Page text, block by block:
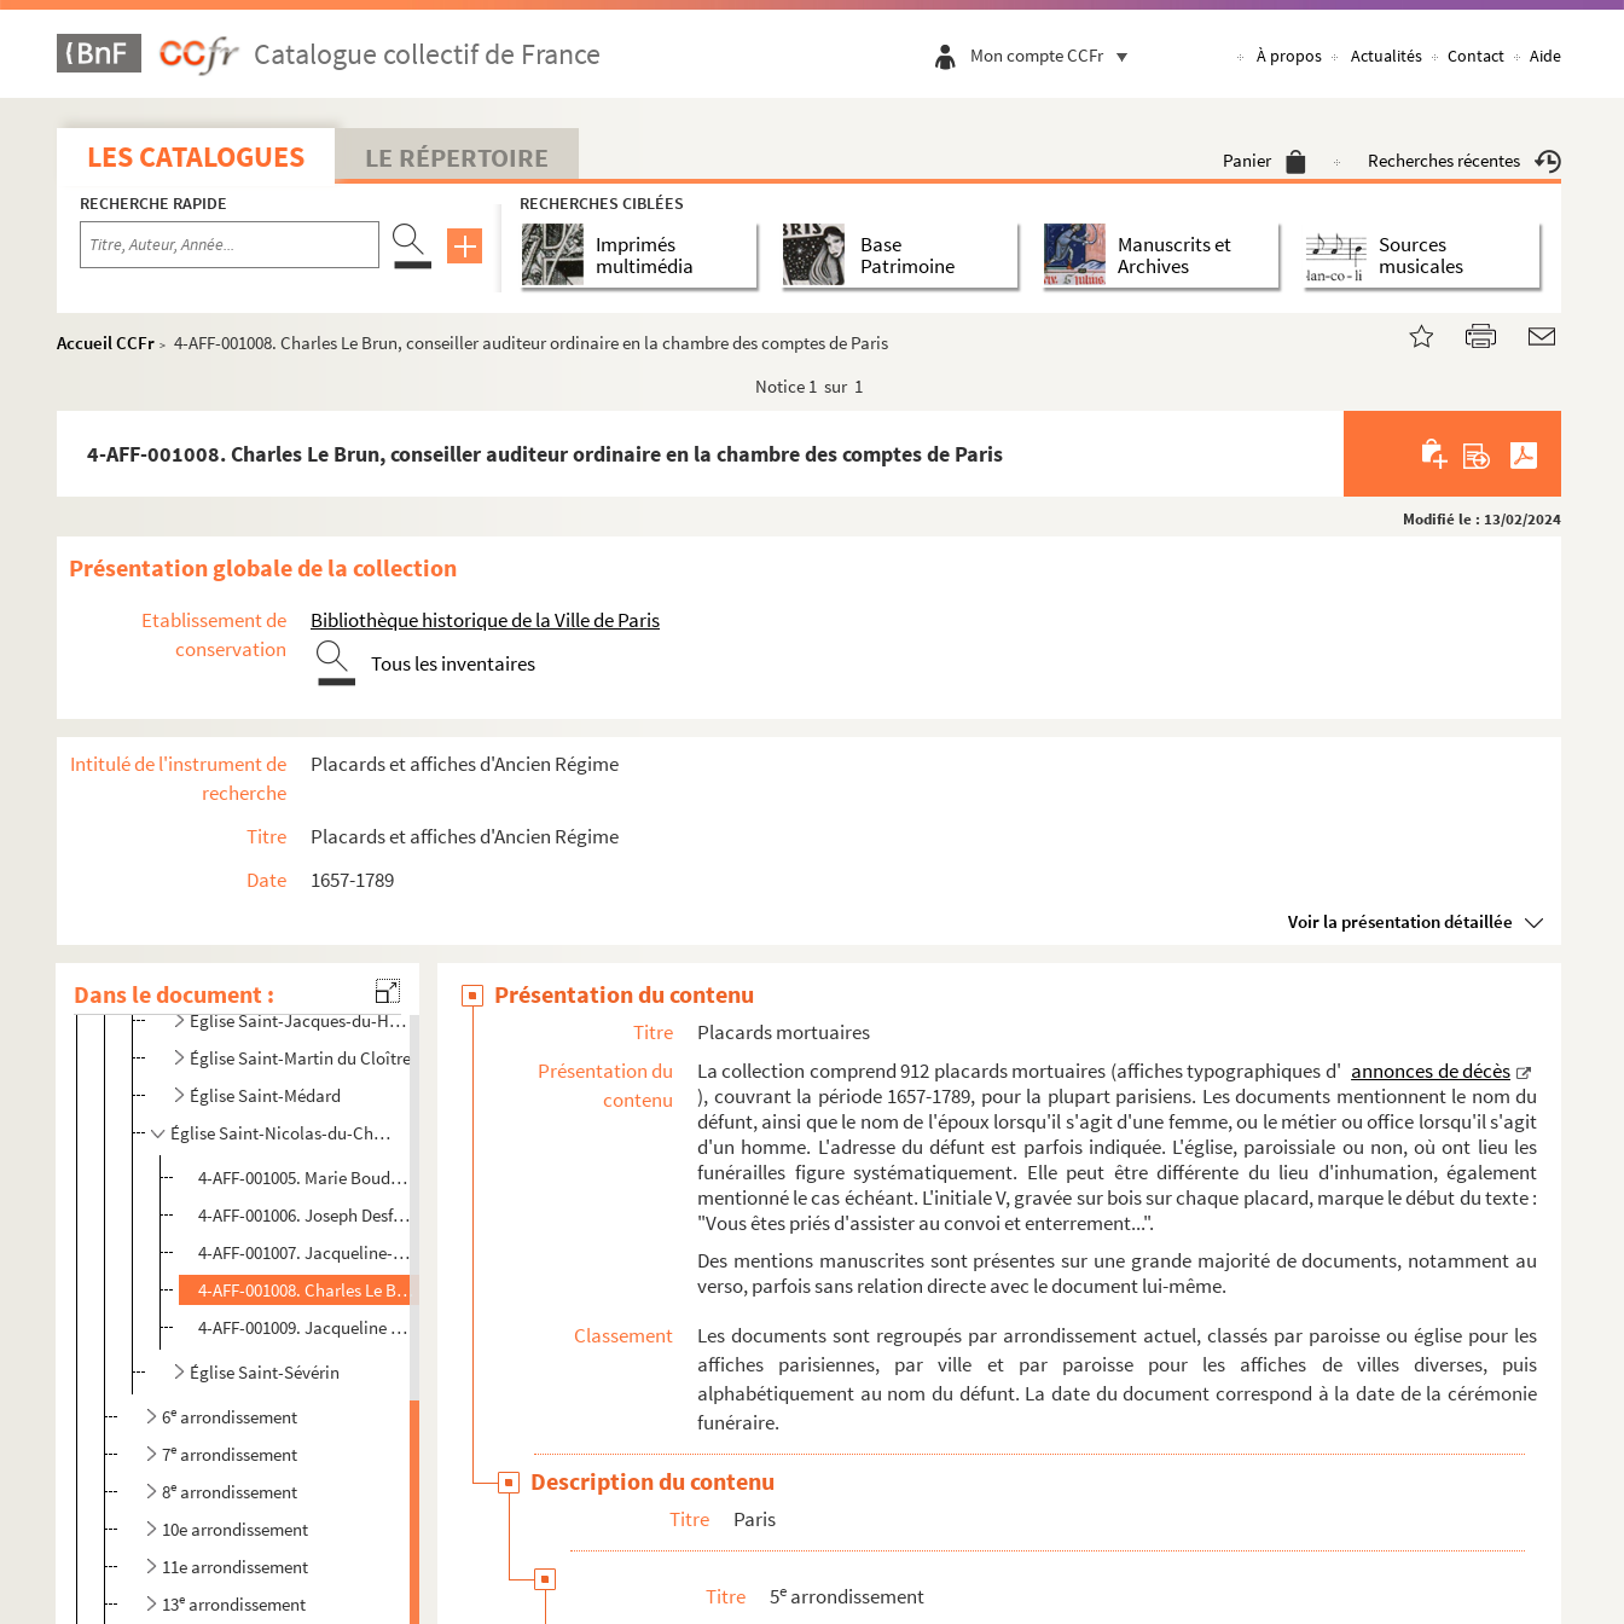
Catalogue collectif de France Mon compte CCFr À propos Actualités Contact Aide
LES CATALOGUES LE RÉPERTOIRE Panier Recherches récentes
RECHERCHE RAPIDE RECHERCHES CIBLÉES
Imprimés
multimédia
Base
Patrimoine
Manuscrits et
Archives
Sources
musicales
Accueil CCFr > 4-AFF-001008. Charles Le Brun, conseiller auditeur ordinaire en la chambre des comptes de Paris
Notice 1 sur 1
4-AFF-001008. Charles Le Brun, conseiller auditeur ordinaire en la chambre des comptes de Paris
Modifié le : 13/02/2024
Présentation globale de la collection
Etablissement de
conservation
Bibliothèque historique de la Ville de Paris
Tous les inventaires
Intitulé de l'instrument de
recherche
Placards et affiches d'Ancien Régime
Titre
Placards et affiches d'Ancien Régime
Date
1657-1789
Voir la présentation détaillée
Dans le document :
arrondissement
3 arrondissement
4
arrondissement
arrondissement
Abbaye Sainte-Geneviève
Abbaye de Saint-Victor
Église Saint-Benoît
Église Saint-Étienne-du-Mont
Église Saint-Jacques-du-Haut-Pas
Église Saint-Martin du Cloître
Église Saint-Médard
Église Saint-Nicolas-du-Chardonnet
4-AFF-001005. Marie Boudon, veuve de Jacques-Joseph Legendre
4-AFF-001006. Joseph Desfossé, ancien maître boulanger
4-AFF-001007. Jacqueline-Marguerite Guyot, veuve de Louis Bessira
4-AFF-001008. Charles Le Brun, conseiller auditeur ordinaire en la chambre des comptes de Paris
4-AFF-001009. Jacqueline de Pierre de la Porte, veuve de Guillaume-Simon Chaudet
Église Saint-Sévérin
6e arrondissement
7e arrondissement
8e arrondissement
10e arrondissement
11e arrondissement
13e arrondissement
Présentation du contenu
Titre
Placards mortuaires
Présentation du
contenu
La collection comprend 912 placards mortuaires (affiches typographiques d' annonces de décès
), couvrant la période 1657-1789, pour la plupart parisiens. Les documents mentionnent le nom du
défunt, ainsi que le nom de l'époux lorsqu'il s'agit d'une femme, ou le métier ou office lorsqu'il s'agit
d'un homme. L'adresse du défunt est parfois indiquée. L'église, paroissiale ou non, où ont lieu les
funérailles figure systématiquement. Elle peut être différente du lieu d'inhumation, également
mentionné le cas échéant. L'initiale V, gravée sur bois sur chaque placard, marque le début du texte :
"Vous êtes priés d'assister au convoi et enterrement...".
Des mentions manuscrites sont présentes sur une grande majorité de documents, notamment au
verso, parfois sans relation directe avec le document lui-même.
Classement
Les documents sont regroupés par arrondissement actuel, classés par paroisse ou église pour les
affiches parisiennes, par ville et par paroisse pour les affiches de villes diverses, puis
alphabétiquement au nom du défunt. La date du document correspond à la date de la cérémonie
funéraire.
Description du contenu
Titre Paris
Titre 5e arrondissement